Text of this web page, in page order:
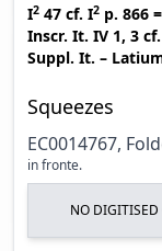
I2 47 cf. I2 p. 866 =
Inscr. It. IV 1, 3 cf.
Suppl. It. –
Squeezes
EC0014767,
in fronte.
NO DIGITISED